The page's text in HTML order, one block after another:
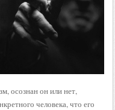
осознан он или нет,
человека, что его